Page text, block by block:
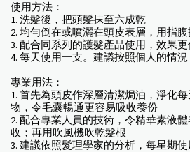
使用方法：
1. 洗髮後，把頭髮抹至六成乾
2. 均勻倒在或噴灑在頭皮表層，用指
3. 配合同系列的護髮產品使用，效果更
4. 每天使用一支。建議按照個人的情
專業用法：
1. 首先為頭皮作深層清潔焗油，淨化
物，令毛囊暢通更容易吸收養份
2. 配合專業人員的技術，令精華素液
收；再用吹風機吹乾髮根
3. 建議依照髮理學家的分析，每星期